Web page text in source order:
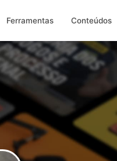
Ferramentas Conteúdos